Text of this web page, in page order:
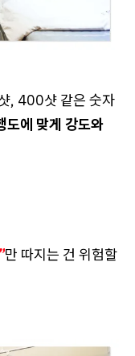
, 400샷 같은 숫자
도에 맞게 강도와
만 따지는 건 위험할